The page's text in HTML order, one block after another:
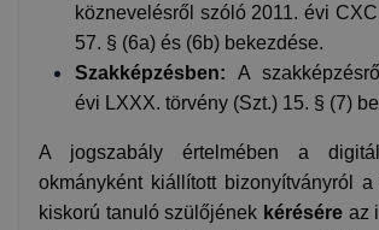
köznevelésről szóló 2011. évi
57. § (6a) és (6b) bekezdése.
Szakképzésben: A
évi LXXX. törvény (Szt.) 15. § (7)
A jogszabály értelmében a
okmányként kiállított bizonyítványról
kiskorú tanuló szülőjének kérésére az